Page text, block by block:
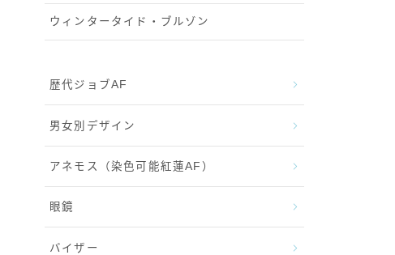
ウィンタータイド・ブルゾン
歴代ジョブAF
男女別デザイン
アネモス（染色可能紅蓮AF）
眼鏡
バイザー